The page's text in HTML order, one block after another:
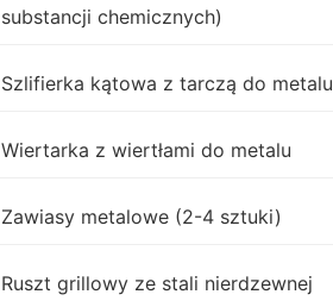
substancji chemicznych)
Szlifierka kątowa z tarczą do metalu
Wiertarka z wiertłami do metalu
Zawiasy metalowe (2-4 sztuki)
Ruszt grillowy ze stali nierdzewnej